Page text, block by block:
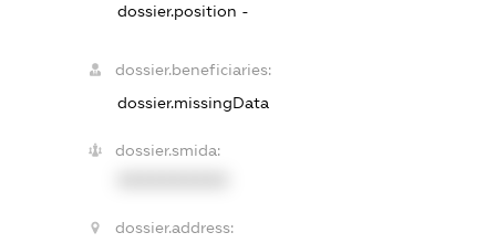
dossier.position -
dossier.beneficiaries:
dossier.missingData
dossier.smida:
dossier.address: